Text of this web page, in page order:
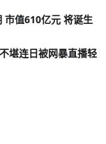
市值610亿元 将诞生
堪连日被网暴直播轻